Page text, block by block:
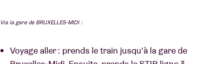
Via la gare de BRUXELLES-MIDI :
Voyage aller : prends le train jusqu'à la gare de